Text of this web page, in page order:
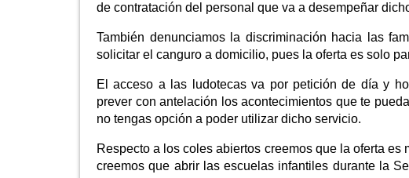
de contratación del personal que va a desempeñar
También denunciamos la discriminación hacia las
solicitar el canguro a domicilio, pues la oferta es solo
El acceso a las ludotecas va por petición de día y
prever con antelación los acontecimientos que te
no tengas opción a poder utilizar dicho servicio.
Respecto a los coles abiertos creemos que la oferta
creemos que abrir las escuelas infantiles durante la